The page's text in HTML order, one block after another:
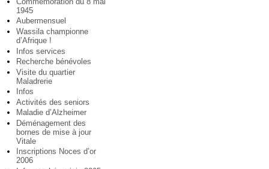
1945
Aubermensuel
Wassila championne
d’Afrique !
Infos services
Recherche bénévoles
Visite du quartier
Maladrerie
Infos
Activités des seniors
Maladie d’Alzheimer
Déménagement des
bornes de mise à jour
Vitale
Inscriptions Noces d’or
2006